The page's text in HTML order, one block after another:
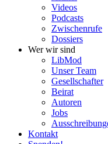
Videos
Podcasts
Zwischenrufe
Dossiers
Wer wir sind
LibMod
Unser Team
Gesell­schafter
Beirat
Autoren
Jobs
Kontakt